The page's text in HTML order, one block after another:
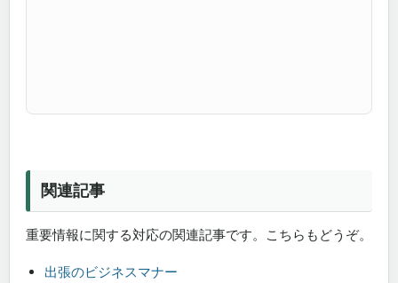
関連記事
重要情報に関する対応の関連記事です。こちらもどうぞ。
出張のビジネスマナー